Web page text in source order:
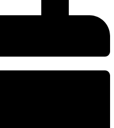
e agroalimentar!